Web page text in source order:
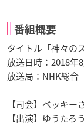
番組概要
タイトル「神々の
放送日時：2018年
放送局：NHK総合
【司会】ベッキ
【出演】ゆうたろ